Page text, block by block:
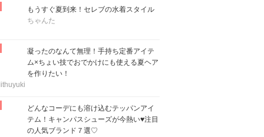
もうすぐ夏到来！セレブの水着スタイル
ちゃんた
凝ったのなんて無理！手持ち定番アイテ
ム×ちょい技でおでかけにも使える夏ヘア
を作りたい！
どんなコーデにも溶け込むテッパンアイ
テム！キャンパスシューズが今熱い♥注目
の人気ブランド７選♡